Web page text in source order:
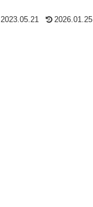
2023.05.21 2026.01.25